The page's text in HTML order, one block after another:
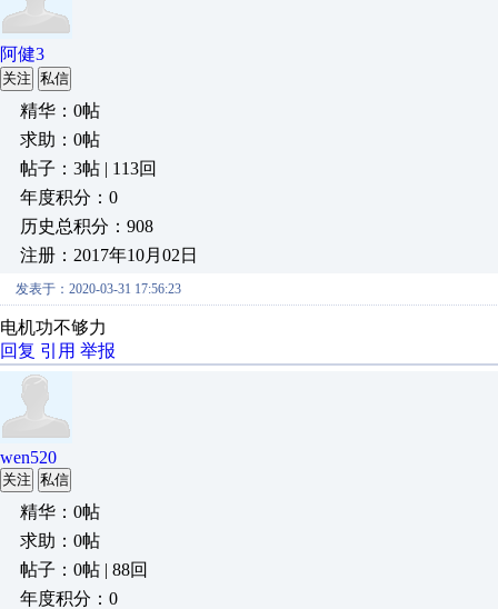
阿健3
关注 私信
精华：0帖
求助：0帖
帖子：3帖 | 113回
年度积分：0
历史总积分：908
注册：2017年10月02日
发表于：2020-03-31 17:56:23
电机功不够力
回复 引用 举报
wen520
关注 私信
精华：0帖
求助：0帖
帖子：0帖 | 88回
年度积分：0